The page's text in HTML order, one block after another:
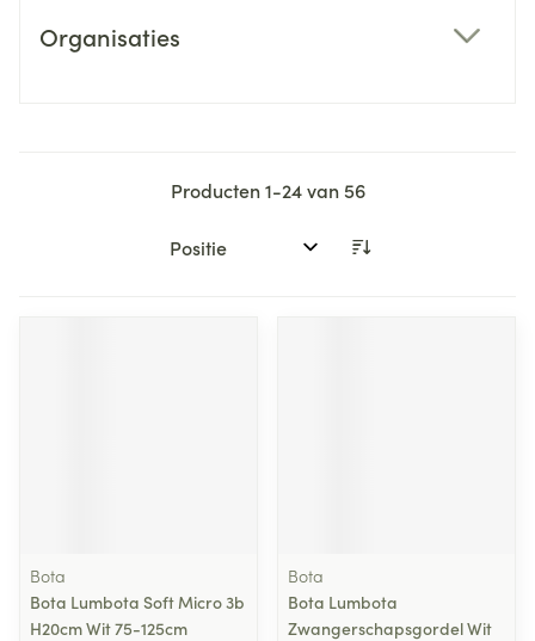
Organisaties
Producten1-24van56
Sorteer op:
Bota
Bota Lumbota Soft Micro 3b
H20cm Wit 75-125cm
Bota
Bota Lumbota
Zwangerschapsgordel Wit